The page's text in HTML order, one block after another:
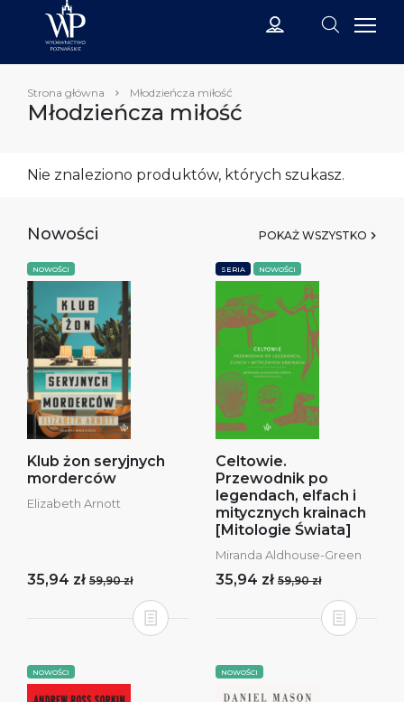
Strona główna Młodzieńcza miłość
Młodzieńcza miłość
Nie znaleziono produktów, których szukasz.
Nowości POKAŻ WSZYSTKO
NOWOŚCI
Klub żon seryjnych
morderców
Elizabeth Arnott
35,94 zł 59,90 zł
SERIA NOWOŚCI
Celtowie.
Przewodnik po
legendach, elfach i
mitycznych krainach
[Mitologie Świata]
Miranda Aldhouse-Green
35,94 zł 59,90 zł
NOWOŚCI NOWOŚCI